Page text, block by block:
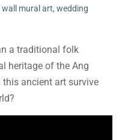
wall mural art, wedding
a traditional folk
heritage of the Ang
ancient art survive